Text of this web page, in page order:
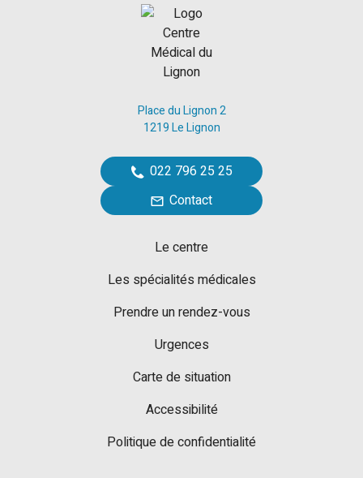
Place du Lignon 2
1219 Le Lignon
022 796 25 25
Contact
Le centre
Les spécialités médicales
Prendre un rendez-vous
Urgences
Carte de situation
Accessibilité
Politique de confidentialité